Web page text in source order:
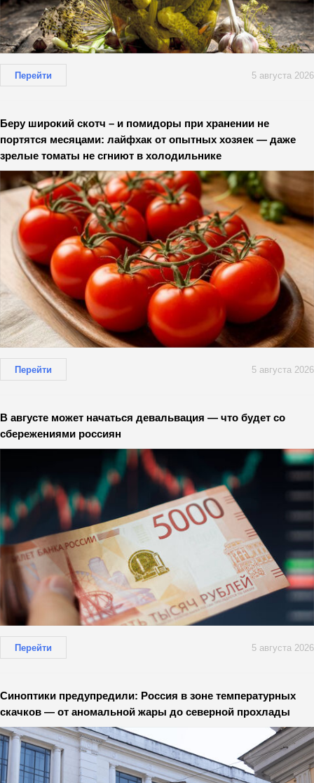
Перейти 5 августа 2026
Беру широкий скотч – и помидоры при хранении не
портятся месяцами: лайфхак от опытных хозяек — даже
зрелые томаты не сгниют в холодильнике
Перейти 5 августа 2026
В августе может начаться девальвация — что будет со
сбережениями россиян
Перейти 5 августа 2026
Синоптики предупредили: Россия в зоне температурных
скачков — от аномальной жары до северной прохлады